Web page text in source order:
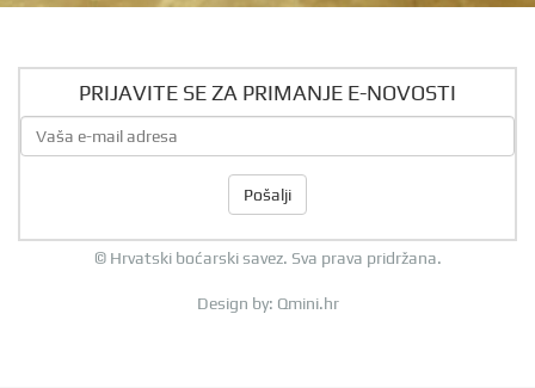
PRIJAVITE SE ZA PRIMANJE E-NOVOSTI
Pošalji
© Hrvatski boćarski savez. Sva prava pridržana.
Design by: Qmini.hr